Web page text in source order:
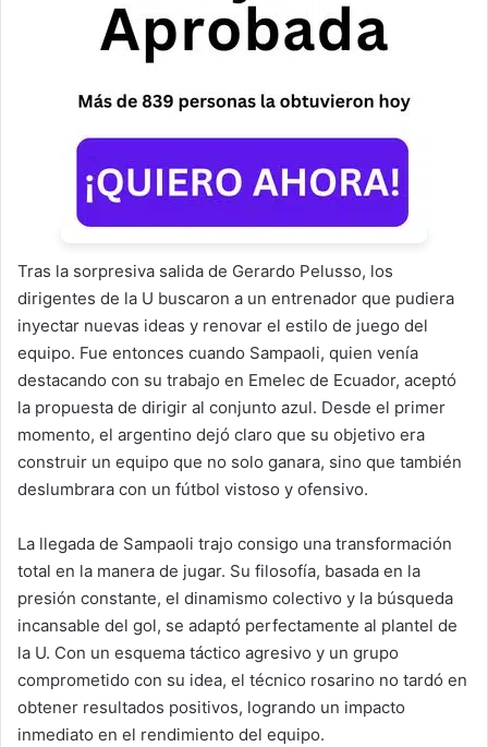
Tras la sorpresiva salida de Gerardo Pelusso, los
dirigentes de la U buscaron a un entrenador que pudiera
inyectar nuevas ideas y renovar el estilo de juego del
equipo. Fue entonces cuando Sampaoli, quien venía
destacando con su trabajo en Emelec de Ecuador, aceptó
la propuesta de dirigir al conjunto azul. Desde el primer
momento, el argentino dejó claro que su objetivo era
construir un equipo que no solo ganara, sino que también
deslumbrara con un fútbol vistoso y ofensivo.
La llegada de Sampaoli trajo consigo una transformación
total en la manera de jugar. Su filosofía, basada en la
presión constante, el dinamismo colectivo y la búsqueda
incansable del gol, se adaptó perfectamente al plantel de
la U. Con un esquema táctico agresivo y un grupo
comprometido con su idea, el técnico rosarino no tardó en
obtener resultados positivos, logrando un impacto
inmediato en el rendimiento del equipo.